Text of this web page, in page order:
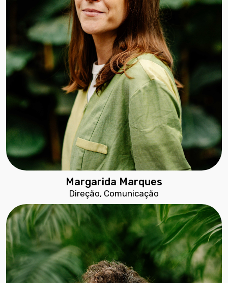
Margarida Marques
Direção, Comunicação